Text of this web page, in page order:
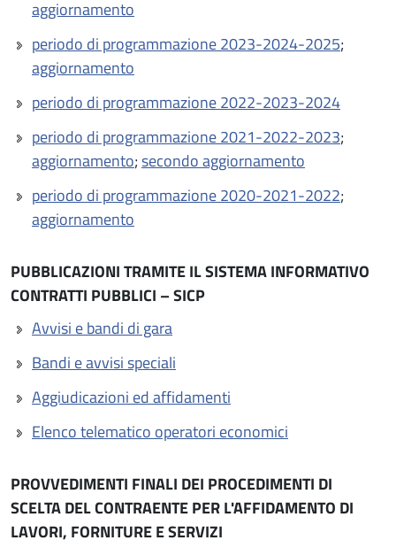
aggiornamento
periodo di programmazione 2023-2024-2025;
aggiornamento
periodo di programmazione 2022-2023-2024
periodo di programmazione 2021-2022-2023;
aggiornamento;secondo aggiornamento
periodo di programmazione 2020-2021-2022;
aggiornamento
PUBBLICAZIONI TRAMITE IL SISTEMA INFORMATIVO
CONTRATTI PUBBLICI – SICP
Avvisi e bandi di gara
Bandi e avvisi speciali
Aggiudicazioni ed affidamenti
Elenco telematico operatori economici
PROVVEDIMENTI FINALI DEI PROCEDIMENTI DI
SCELTA DEL CONTRAENTE PER L'AFFIDAMENTO DI
LAVORI, FORNITURE E SERVIZI